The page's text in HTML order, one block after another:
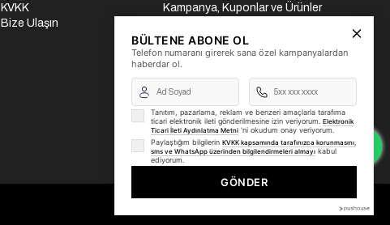
KVKK
Bize Ulaşın
Kampanya, Kuponlar ve Ürünler
Üyelik İşlemleri
Yurtdışı Gönderi
BÜLTENE ABONE OL
Telefon numaranı girerek sana özel kampanyalardan
haberdar ol.
Tanıtım, pazarlama, reklam ve benzeri amaçlarla tarafıma
ticari elektronik ileti gönderilmesine izin veriyorum. Elektronik
Ticari İleti Aydınlatma Metni 'ni okudum onay veriyorum.
Paylaştığım bilgilerin KVKK kapsamında tarafınızca korunmasını,
sms ve WhatsApp üzerinden bilgilendirmeleri almayı kabul
ediyorum.
GÖNDER